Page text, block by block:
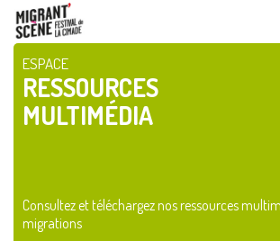
ESPACE
RESSOURCES
MULTIMÉDIA
Consultez et téléchargez nos ressources
migrations